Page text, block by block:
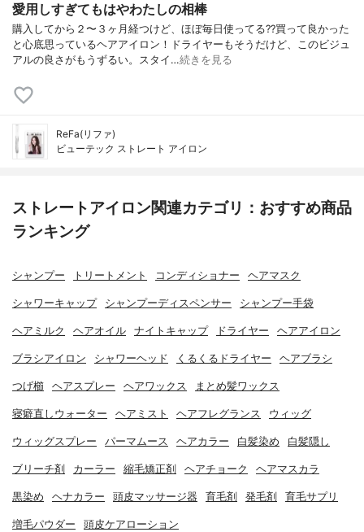
愛用しすぎてもはやわたしの相棒
購入してから２〜３ヶ月経つけど、ほぼ毎日使ってる??買って良かった
と心底思っているヘアアイロン！ドライヤーもそうだけど、このビジュ
アルの良さがもうずるい。スタイ…続きを見る
ReFa(リファ)
ビューテック ストレート アイロン
ストレートアイロン関連カテゴリ：おすすめ商品
ランキング
シャンプー トリートメント コンディショナー ヘアマスク
シャワーキャップ シャンプーディスペンサー シャンプー手袋
ヘアミルク ヘアオイル ナイトキャップ ドライヤー ヘアアイロン
ブラシアイロン シャワーヘッド くるくるドライヤー ヘアブラシ
つげ櫛 ヘアスプレー ヘアワックス まとめ髪ワックス
寝癖直しウォーター ヘアミスト ヘアフレグランス ウィッグ
ウィッグスプレー パーマムース ヘアカラー 白髪染め 白髪隠し
ブリーチ剤 カーラー 縮毛矯正剤 ヘアチョーク ヘアマスカラ
黒染め ヘナカラー 頭皮マッサージ器 育毛剤 発毛剤 育毛サプリ
増毛パウダー 頭皮ケアローション